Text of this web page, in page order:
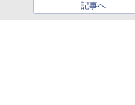
記事へ